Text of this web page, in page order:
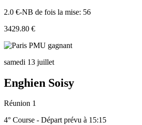
2.0 €-NB de fois la mise: 56
3429.80 €
samedi 13 juillet
Enghien Soisy
Réunion 1
4° Course - Départ prévu à 15:15